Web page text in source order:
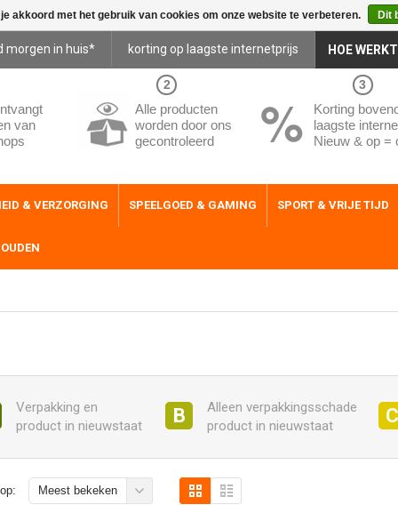
morgen in huis* korting op laagste internetprijs HOE
van
2
Alle producten
worden door ons
gecontroleerd
3
Korting
laagste
Nieuw & op =
& VERZORGING SPEELGOED & GAMING SPORT & VRIJE TIJD
Verpakking en
product in nieuwstaat
B
Alleen verpakkingsschade
product in nieuwstaat
Meest bekeken
akkoord met het gebruik van cookies om onze website te verbeteren. Dit